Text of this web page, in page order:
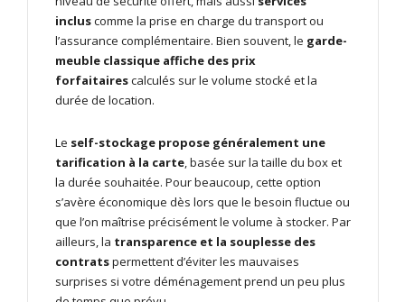
incluscomme la prise en charge du transport ou
l’assurance complémentaire. Bien souvent, le garde-
meuble classique affiche des prix
forfaitairescalculés sur le volume stocké et la
durée de location.
Le self-stockage propose généralement une
tarification à la carte, basée sur la taille du box et
la durée souhaitée. Pour beaucoup, cette option
s’avère économique dès lors que le besoin fluctue ou
que l’on maîtrise précisément le volume à stocker. Par
ailleurs, la transparence et la souplesse des
contratspermettent d’éviter les mauvaises
surprises si votre déménagement prend un peu plus